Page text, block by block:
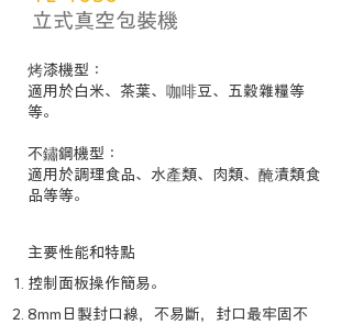
立式真空包裝機
烤漆機型：
適用於白米、茶葉、咖啡豆、五穀雜糧等
等。
​不鏽鋼機型：
適用於調理食品、水產類、肉類、醃漬類食
品等等。
主要性能和特點​
控制面板操作簡易。
8mm日製封口線，不易斷，封口最牢固不